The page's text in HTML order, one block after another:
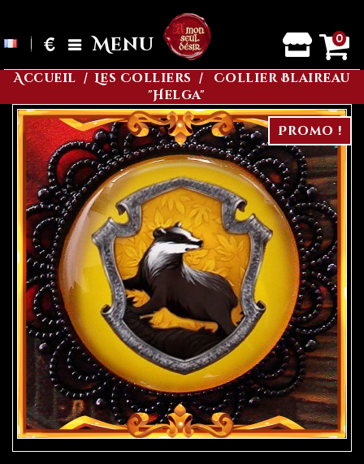
0
€ Menu
Accueil Les Colliers
Collier Blaireau
"Helga"
Promo !